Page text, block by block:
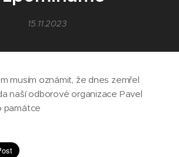
15.11.2023
musím oznámit, že dnes zemřel
naší odborové organizace Pavel
památce 🕯